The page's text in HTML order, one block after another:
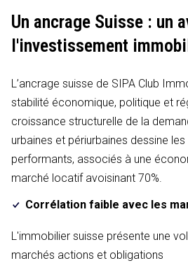
Un ancrage Suisse : un
l'investissement
L’ancrage suisse de SIPA Club
stabilité économique, politique et
croissance structurelle de la
urbaines et périurbaines dessine
performants, associés à une
marché locatif avoisinant 70%.
Corrélation faible avec les
L'immobilier suisse présente une
marchés actions et obligations